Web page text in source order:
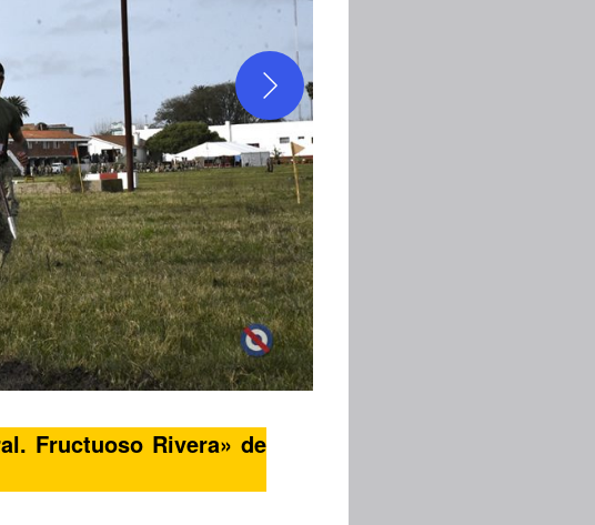
Fructuoso Rivera» de